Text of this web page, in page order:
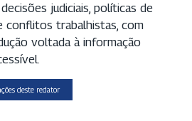
judiciais, políticas de
conflitos trabalhistas, com
voltada à informação
deste redator